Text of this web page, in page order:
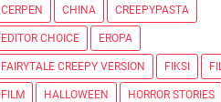
CERPEN CHINA CREEPYPASTA
EDITOR CHOICE EROPA
FAIRYTALE CREEPY VERSION FIKSI
FILM HALLOWEEN HORROR STORIES